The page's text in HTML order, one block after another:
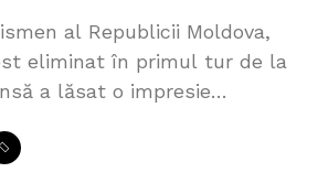
al Republicii Moldova,
eliminat în primul tur de la
a lăsat o impresie